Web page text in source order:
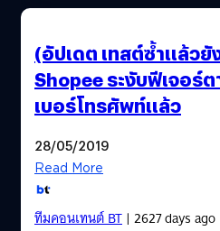
(อัปเดต เทสต์ซ้ำแล้วยั
Shopee ระงับฟีเจอร์
เบอร์โทรศัพท์แล้ว
28/05/2019
Read More
ทีมคอนเทนต์ BT| 2627 days ago